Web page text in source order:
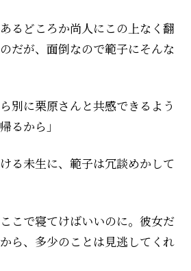
るどころか尚人にこの上なく翻
だが、面倒なので範子にそんな
別に栗原さんと共感できるよう
るから」
る未生に、範子は冗談めかして
こで寝てけばいいのに。彼女だ
ら、多少のことは見逃してくれ